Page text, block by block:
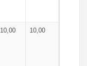
10,00 10,00